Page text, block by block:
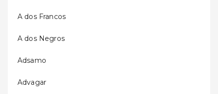
A dos Francos
A dos Negros
Adsamo
Advagar